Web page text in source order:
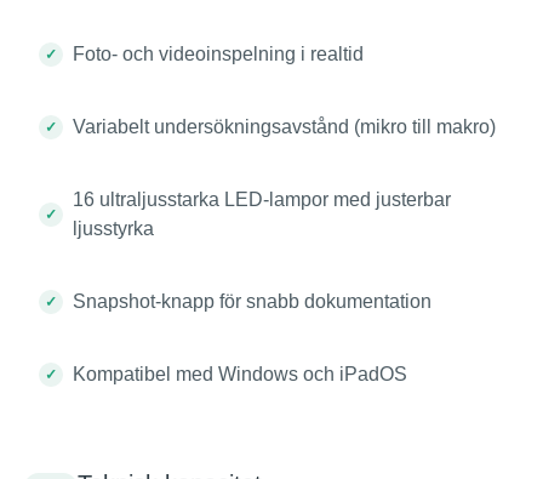
Foto- och videoinspelning i realtid
Variabelt undersökningsavstånd (mikro till makro)
16 ultraljusstarka LED-lampor med justerbar
ljusstyrka
Snapshot-knapp för snabb dokumentation
Kompatibel med Windows och iPadOS